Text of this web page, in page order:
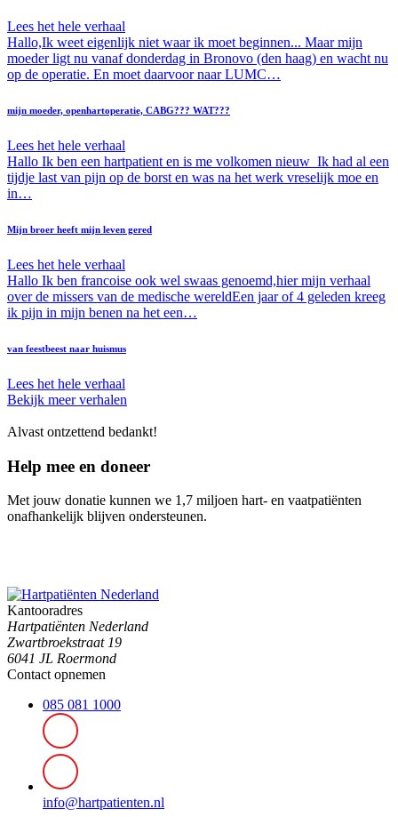
Lees het hele verhaal
Hallo,Ik weet eigenlijk niet waar ik moet beginnen... Maar mijn
moeder ligt nu vanaf donderdag in Bronovo (den haag) en wacht nu
op de operatie. En moet daarvoor naar LUMC…
mijn moeder, openhartoperatie, CABG??? WAT???
Lees het hele verhaal
Hallo Ik ben een hartpatient en is me volkomen nieuw Ik had al een
tijdje last van pijn op de borst en was na het werk vreselijk moe en
in…
Mijn broer heeft mijn leven gered
Lees het hele verhaal
Hallo Ik ben francoise ook wel swaas genoemd,hier mijn verhaal
over de missers van de medische wereldEen jaar of 4 geleden kreeg
ik pijn in mijn benen na het een…
van feestbeest naar huismus
Lees het hele verhaal
Bekijk meer verhalen
Alvast ontzettend bedankt!
Help mee en doneer
Met jouw donatie kunnen we 1,7 miljoen hart- en vaatpatiënten
onafhankelijk blijven ondersteunen.
Kantooradres
Hartpatiënten Nederland
Zwartbroekstraat 19
6041 JL Roermond
Contact opnemen
085 081 1000
info@hartpatienten.nl